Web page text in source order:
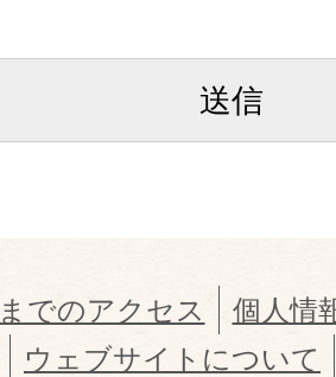
でのアクセス
個人情
ウェブサイトについて